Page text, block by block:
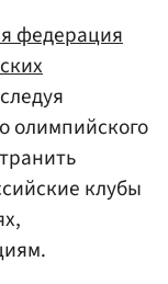
федерация
олимпийского
клубы